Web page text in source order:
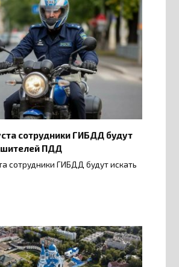
сотрудники ГИБДД будут
ПДД
сотрудники ГИБДД будут искать